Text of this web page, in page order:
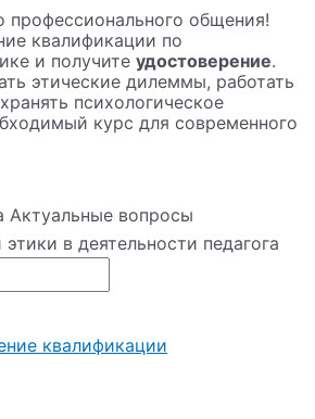
профессионального общения!
квалификации по
и получите удостоверение.
этические дилеммы, работать
психологическое
курс для современного
Актуальные вопросы
в деятельности педагога
квалификации